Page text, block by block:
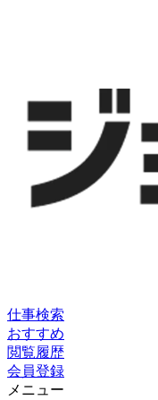
仕事検索
おすすめ
閲覧履歴
会員登録
メニュー